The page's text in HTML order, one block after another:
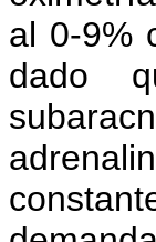
al 0-9%
dado